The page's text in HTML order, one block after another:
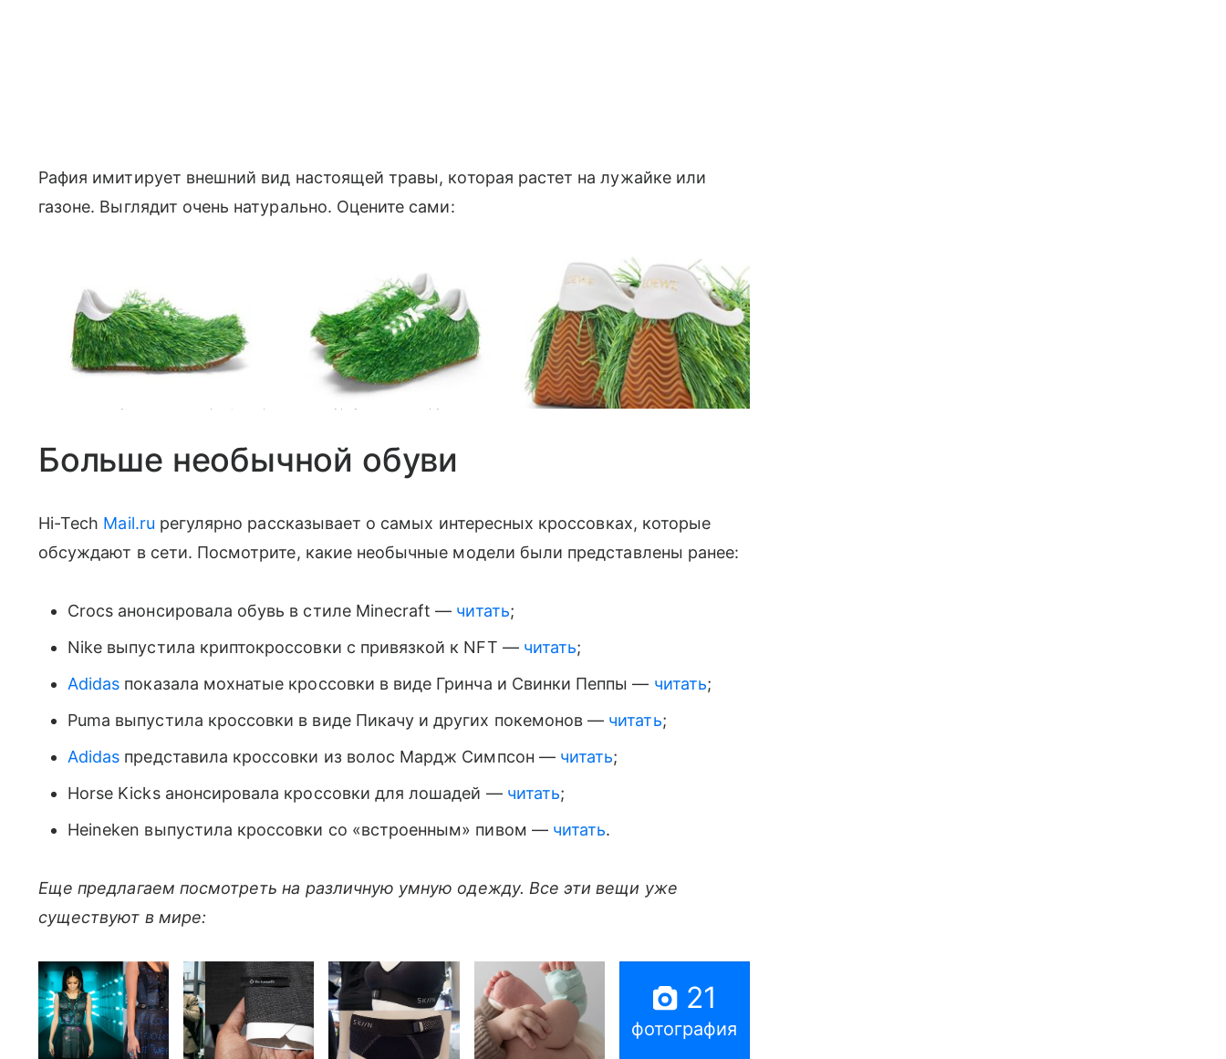
Рафия имитирует внешний вид настоящей травы, которая растет на лужайке или
газоне. Выглядит очень натурально. Оцените сами:
Стоит такое чудо 1700 долларов, в переводе по курсу — 125 500 рублей. Фото: Loewe
Больше необычной обуви
Hi-Tech Mail.ru регулярно рассказывает о самых интересных кроссовках, которые
обсуждают в сети. Посмотрите, какие необычные модели были представлены ранее:
Crocs анонсировала обувь в стиле Minecraft — читать;
Nike выпустила криптокроссовки с привязкой к NFT — читать;
Adidas показала мохнатые кроссовки в виде Гринча и Свинки Пеппы — читать;
Puma выпустила кроссовки в виде Пикачу и других покемонов — читать;
Adidas представила кроссовки из волос Мардж Симпсон — читать;
Horse Kicks анонсировала кроссовки для лошадей — читать;
Heineken выпустила кроссовки со «встроенным» пивом — читать.
Еще предлагаем посмотреть на различную умную одежду. Все эти вещи уже
существуют в мире:
21
фотография